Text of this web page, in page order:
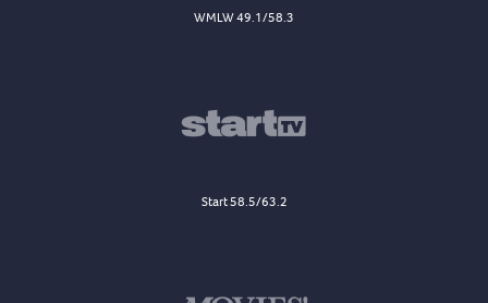
WMLW 49.1/58.3
Start 58.5/63.2